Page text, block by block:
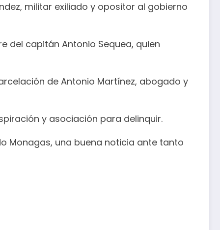
militar exiliado y opositor al gobierno
del capitán Antonio Sequea, quien
de Antonio Martínez, abogado y
y asociación para delinquir.
Monagas, una buena noticia ante tanto